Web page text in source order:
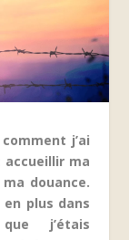
j’ai
ma
douance.
plus dans
j’étais